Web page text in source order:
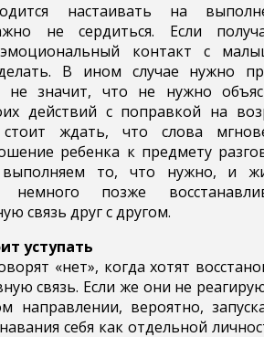
настаивать на
не сердиться. Если
эмоциональный контакт с
В ином случае нужно
не значит, что не нужно
действий с поправкой на
ждать, что слова
ребенка к предмету
то, что нужно, и
позже
связь друг с другом.
уступать
«нет», когда хотят
связь. Если же они не
направлении, вероятно,
себя как отдельной